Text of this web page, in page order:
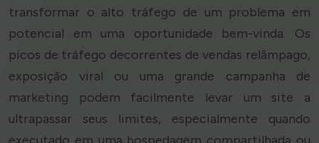
transformar o alto tráfego de um problema em
potencial em uma oportunidade bem-vinda. Os
picos de tráfego decorrentes de vendas relâmpago,
exposição viral ou uma grande campanha de
marketing podem facilmente levar um site a
ultrapassar seus limites, especialmente quando